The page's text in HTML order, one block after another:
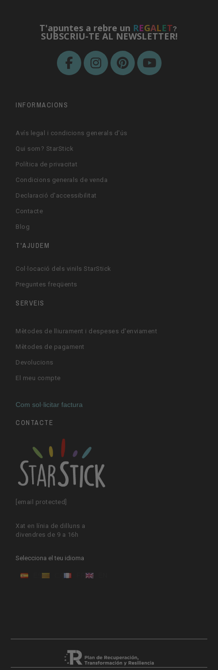
T'apuntes a rebre un REGALET?
SUBSCRIU-TE AL NEWSLETTER!
INFORMACIONS
Avís legal i condicions generals d'ús
Qui som? StarStick
Política de privacitat
Condicions generals de venda
Declaració d'accessibilitat
Contacte
Blog
T'AJUDEM
Col·locació dels vinils StarStick
Preguntes freqüents
SERVEIS
Mètodes de lliurament i despeses d'enviament
Mètodes de pagament
Devolucions
El meu compte
Com sol·licitar factura
CONTACTE
[email protected]
Xat en línia de dilluns a
divendres de 9 a 16h
Selecciona el teu idioma
ES CA FR